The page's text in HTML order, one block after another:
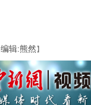
编辑:熊然 】